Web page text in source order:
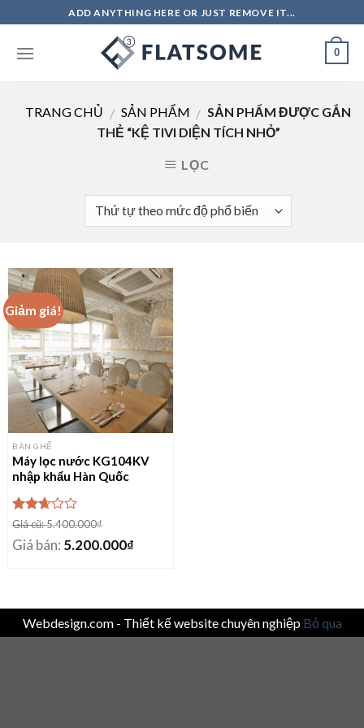
to
content
ADD ANYTHING HERE OR JUST REMOVE IT...
0
TRANG CHỦ / SẢN PHẨM / SẢN PHẨM ĐƯỢC GẮN
THẺ “KỆ TIVI DIỆN TÍCH NHỎ”
LỌC
Giảm giá!
BÀN GHẾ
Máy lọc nước KG104KV
nhập khẩu Hàn Quốc
Được
hạng
Giá cũ:5.400.000₫
Giá bán: 5.200.000₫
Webdesign.com - Thiết kế website chuyên nghiệp Bỏ qua